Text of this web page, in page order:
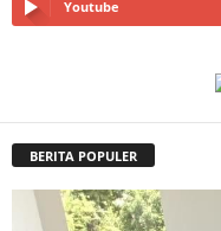
Youtube
BERITA POPULER